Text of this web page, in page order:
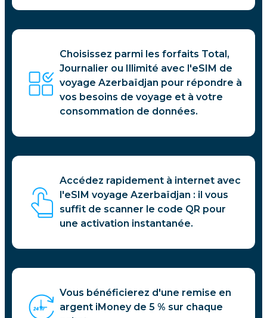
Choisissez parmi les forfaits Total,
Journalier ou Illimité avec l'eSIM de
voyage Azerbaïdjan pour répondre à
vos besoins de voyage et à votre
consommation de données.
Accédez rapidement à internet avec
l'eSIM voyage Azerbaïdjan : il vous
suffit de scanner le code QR pour
une activation instantanée.
Vous bénéficierez d'une remise en
argent iMoney de 5 % sur chaque